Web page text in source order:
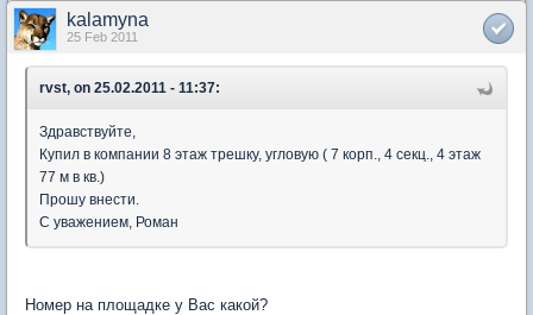
kalamyna
25 Feb 2011
rvst, on 25.02.2011 - 11:37:
Здравствуйте,
Купил в компании 8 этаж трешку, угловую ( 7 корп., 4 секц., 4 этаж
77 м в кв.)
Прошу внести.
С уважением, Роман
Номер на площадке у Вас какой?